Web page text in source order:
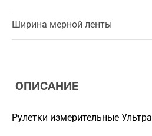
Ширина мерной ленты
ОПИСАНИЕ
Рулетки измерительные Ультра